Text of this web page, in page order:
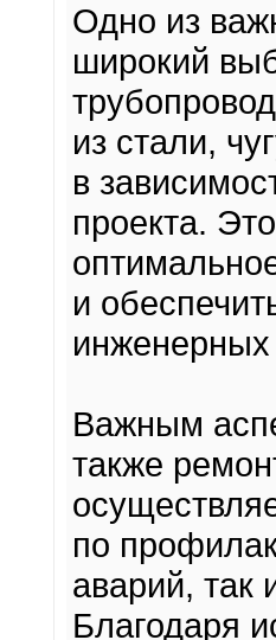
Одно из
широкий
из стали,
в
проекта.
и
Важным
также
по
аварий, так
Благодаря